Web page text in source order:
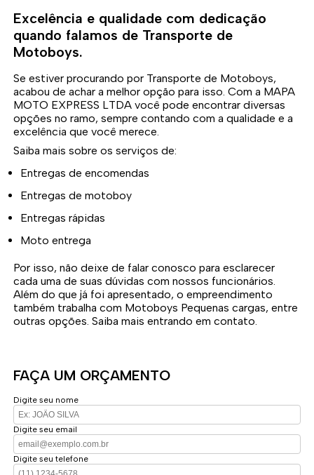
Excelência e qualidade com dedicação
quando falamos de Transporte de
Motoboys.
Se estiver procurando por Transporte de Motoboys,
acabou de achar a melhor opção para isso. Com a MAPA
MOTO EXPRESS LTDA você pode encontrar diversas
opções no ramo, sempre contando com a qualidade e a
excelência que você merece.
Saiba mais sobre os serviços de:
Entregas de encomendas
Entregas de motoboy
Entregas rápidas
Moto entrega
Por isso, não deixe de falar conosco para esclarecer
cada uma de suas dúvidas com nossos funcionários.
Além do que já foi apresentado, o empreendimento
também trabalha com Motoboys Pequenas cargas, entre
outras opções. Saiba mais entrando em contato.
FAÇA UM ORÇAMENTO
Digite seu nome
Digite seu email
Digite seu telefone